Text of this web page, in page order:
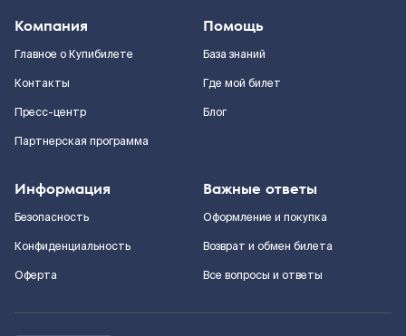
Компания
Главное о Купибилете
Контакты
Пресс-центр
Партнерская программа
Помощь
База знаний
Где мой билет
Блог
Информация
Безопасность
Конфиденциальность
Оферта
Важные ответы
Оформление и покупка
Возврат и обмен билета
Все вопросы и ответы